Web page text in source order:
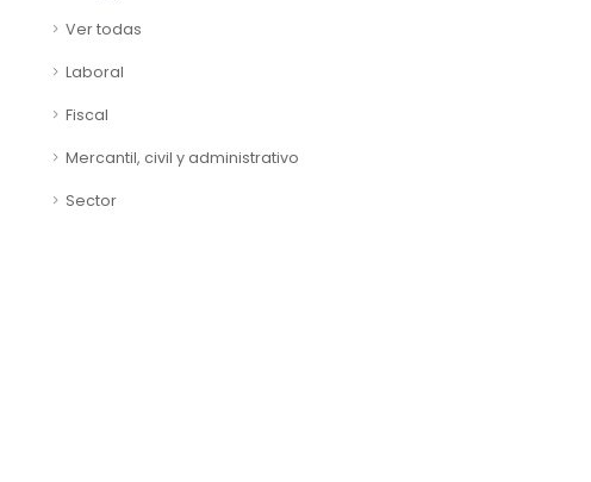
Ver todas
Laboral
Fiscal
Mercantil, civil y administrativo
Sector